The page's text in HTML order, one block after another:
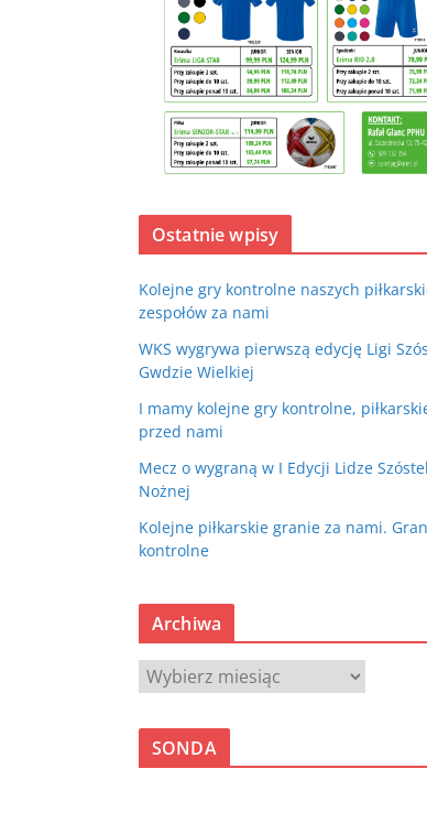
Ostatnie wpisy
Kolejne gry kontrolne naszych
zespołów za nami
WKS wygrywa pierwszą edycję Ligi
Gwdzie Wielkiej
I mamy kolejne gry kontrolne,
przed nami
Mecz o wygraną w I Edycji Lidze
Nożnej
Kolejne piłkarskie granie za nami.
kontrolne
Archiwa
A
c
SONDA